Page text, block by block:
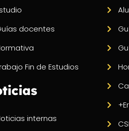
docentes
Fin de Estudios
internas